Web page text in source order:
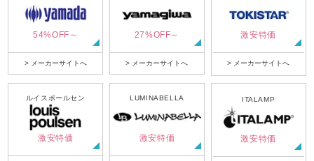
54%OFF～
> メーカーサイトへ
27%OFF～
> メーカーサイトへ
激安特価
> メーカーサイトへ
ルイスポールセン
激安特価
LUMINABELLA
激安特価
ITALAMP
激安特価